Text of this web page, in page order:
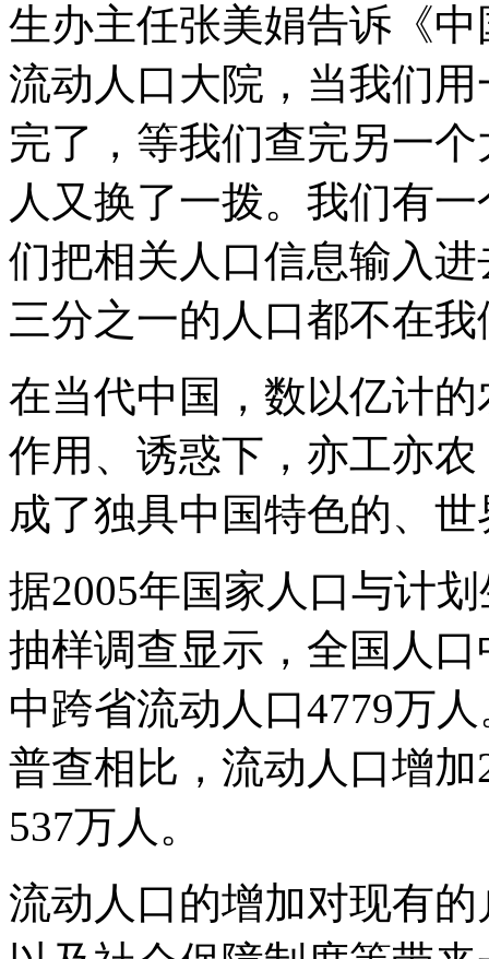
生办主任张美娟告诉《
流动人口大院，当我们
完了，等我们查完另一
人又换了一拨。我们有
们把相关人口信息输入
三分之一的人口都不在我
在当代中国，数以亿计
作用、诱惑下，亦工亦
成了独具中国特色的、
据2005年国家人口与计
抽样调查显示，全国人
中跨省流动人口4779万
普查相比，流动人口增
537万人。
流动人口的增加对现有